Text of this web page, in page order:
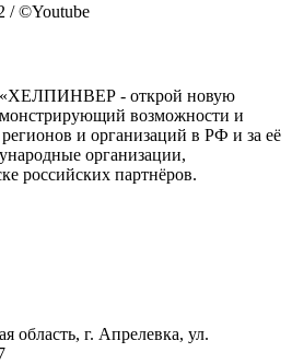
/ ©Youtube
«ХЕЛПИНВЕР - открой новую
возможности и
и организаций в РФ и за её
организации,
российских партнёров.
область, г. Апрелевка, ул.